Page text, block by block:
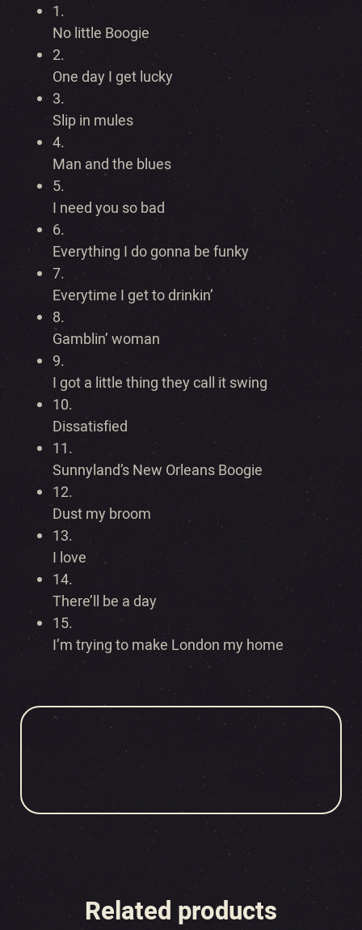
1.
No little Boogie
2.
One day I get lucky
3.
Slip in mules
4.
Man and the blues
5.
I need you so bad
6.
Everything I do gonna be funky
7.
Everytime I get to drinkin’
8.
Gamblin’ woman
9.
I got a little thing they call it swing
10.
Dissatisfied
11.
Sunnyland’s New Orleans Boogie
12.
Dust my broom
13.
I love
14.
There’ll be a day
15.
I’m trying to make London my home
Related products